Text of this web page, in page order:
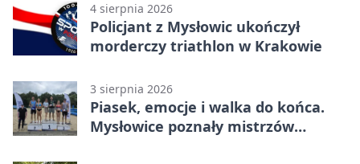
4 sierpnia 2026
Policjant z Mysłowic ukończył
morderczy triathlon w Krakowie
3 sierpnia 2026
Piasek, emocje i walka do końca.
Mysłowice poznały mistrzów